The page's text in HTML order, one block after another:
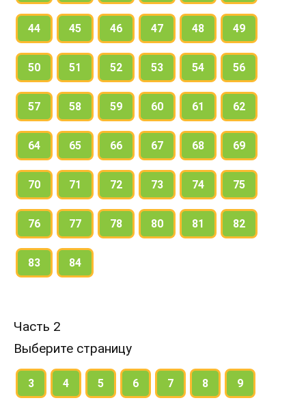
44 45 46 47 48 49
50 51 52 53 54 56
57 58 59 60 61 62
64 65 66 67 68 69
70 71 72 73 74 75
76 77 78 80 81 82
83 84
Часть 2
Выберите страницу
3 4 5 6 7 8 9